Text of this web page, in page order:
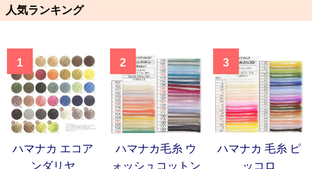
人気ランキング
1
ハマナカ エコア
ンダリヤ
2
ハマナカ毛糸 ウ
ォッシュコットン
3
ハマナカ 毛糸 ピ
ッコロ